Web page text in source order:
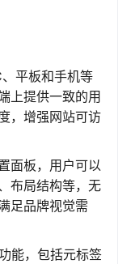
平板和手机等
上提供一致的用
，增强网站可访
面板，用户可以
布局结构等，无
足品牌视觉需
能，包括元标签